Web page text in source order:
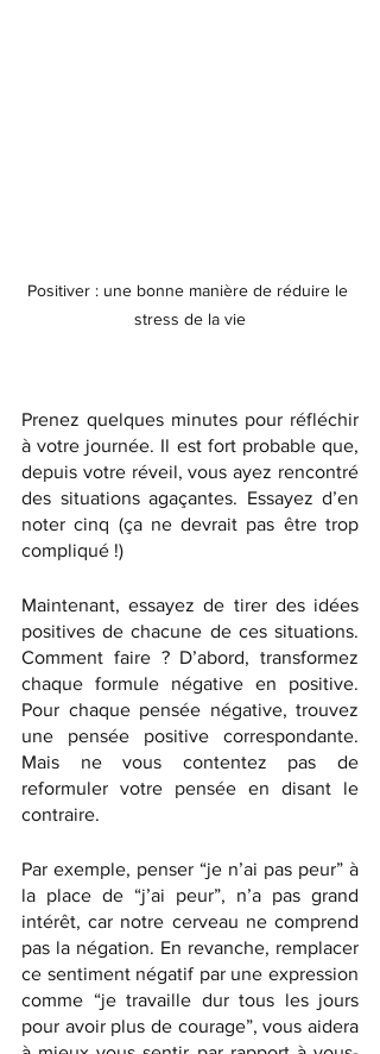
Positiver : une bonne manière de réduire le
stress de la vie
Prenez quelques minutes pour réfléchir
à votre journée. Il est fort probable que,
depuis votre réveil, vous ayez rencontré
des situations agaçantes. Essayez d’en
noter cinq (ça ne devrait pas être trop
compliqué !)
Maintenant, essayez de tirer des idées
positives de chacune de ces situations.
Comment faire ? D’abord, transformez
chaque formule négative en positive.
Pour chaque pensée négative, trouvez
une pensée positive correspondante.
Mais ne vous contentez pas de
reformuler votre pensée en disant le
contraire.
Par exemple, penser “je n’ai pas peur” à
la place de “j’ai peur”, n’a pas grand
intérêt, car notre cerveau ne comprend
pas la négation. En revanche, remplacer
ce sentiment négatif par une expression
comme “je travaille dur tous les jours
pour avoir plus de courage”, vous aidera